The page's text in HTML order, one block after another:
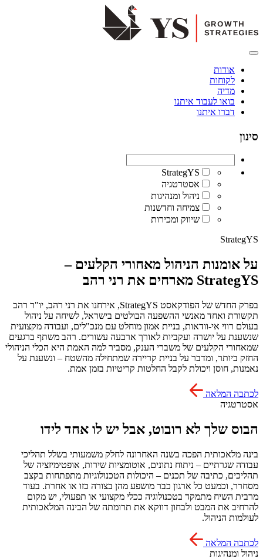
אודות
לקוחות
מדיה
בואו לעבוד איתנו
דברו איתנו
סינון
StrategYS
אסטרטגיה
ניהול ומנהיגות
צמיחה וחדשנות
שיווק ומכירות
StrategYS
על אומנות הניהול מאחורי הקלעים –
StrategYS מארחים את רני רהב
בפרק החדש של הפודקאסט StrategYS, אירחנו את רני רהב, יו"ר רהב
תקשורת ואחד מאנשי ההשפעה הבולטים בישראל, לשיחה על ניהול
בעולם רווי אי-וודאות, בניית אמון מוחלט עם מנכ"לים, ועבודה מקצועית
שנשענת על יושרה ועקביות לאורך ארבעה עשורים. רהב משתף ברגעים
שמאחורי הקלעים של משברי הענק, מסביר למה האמת היא הכלי הניהולי
החזק ביותר, ומדבר על בניית קריירה שמתחילה מהשטח – ונשענת על
נאמנות, חוסן ויכולת לקבל החלטות קריטיות בזמן אמת.
לכתבה המלאה
אסטרטגיה
הבוס שלך לא רובוט, אבל יש לו אחד לידו
בינה מלאכותית הפכה בשנה האחרונה לחלק משמעותי בשלל תהליכי
עבודה שגרתיים – ניתוח נתונים, אוטומציות שירות, אופטימיזציה של
תהליכים, כתיבה של תכנים – היכולות הטכנולוגיות מתפתחות בקצב
מסחרר, וכמעט כל ארגון כבר מושפע מהן בצורה כזו או אחרת. בעוד
מרבית השיח מתמקד בטכנולוגיה ככלי מקצועי או תפעולי, יש מקום
להרחיב את המבט ולבחון דווקא את תרומתה של הבינה המלאכותית
לעולמות הניהול.
לכתבה המלאה
ניהול ומנהיגות